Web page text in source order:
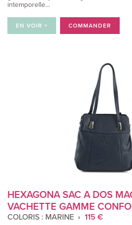
intemporelle…
EN VOIR + COMMANDER
HEXAGONA SAC A DOS
VACHETTE GAMME
COLORIS : MARINE 115 €